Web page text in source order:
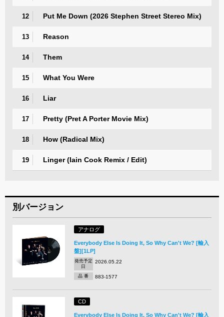
12 Put Me Down (2026 Stephen Street Stereo Mix)
13 Reason
14 Them
15 What You Were
16 Liar
17 Pretty (Pret A Porter Movie Mix)
18 How (Radical Mix)
19 Linger (Iain Cook Remix / Edit)
別バージョン
アナログ
Everybody Else Is Doing It, So Why Can't We? [輸入
盤][1LP]
発売予定
日
2026.05.22
品 番 883-1577
CD
Everybody Else Is Doing It, So Why Can't We? [輸入